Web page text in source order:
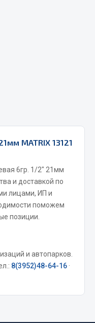
MATRIX 13121
6гр. 1/2" 21мм
и доставкой по
лицами, ИП и
поможем
позиции.
и автопарков.
8(3952)48-64-16 ·